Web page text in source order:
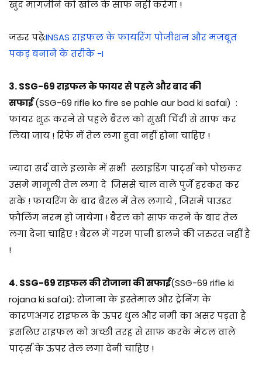
खुद मागज़ीने को खोल के साफ नहीं करेगा !
जरुर पढ़े:INSAS राइफल के फायरिंग पोजीशन और मज़बूत
पकड़ बनाने के तरीके -I
3. SSG-69 राइफल केफायरसे पहले और बाद की
सफाई(SSG-69 rifle ko fire se pahle aur bad ki safai) :
फायर शुरू करने से पहले बैरल को सुखी चिंदी से साफ कर
लिया जाय ! रिफे में तेल लगा हुवा नहीं होना चाहिए !
ज्यादा सर्द वाले इलाके में सभी स्लाइडिंग पार्ट्स को पोछकर
उसमे मामूली तेल लगा दे जिससे चाल वाले पुर्जे हरकत कर
सके ! फायरिंग के बाद बैरल में तेल लगाये , जिसमे पाउडर
फौलिंग नरम हो जायेगा ! बैरल को साफ करने के बाद तेल
लगा देना चाहिए ! बैरल में गरम पानी डालने की जरुरत नहीं है
!
4. SSG-69 राइफल की रोजाना की सफाई(SSG-69 rifle ki
rojana ki safai): रोजाना के इस्तेमाल और ट्रेनिंग के
कारणअगर राइफल के ऊपर धुल और नमी का असर पड़ता है
इसलिए राइफल को अच्छी तरह से साफ करके मेटल वाले
पार्ट्स के ऊपर तेल लगा देनी चाहिए !